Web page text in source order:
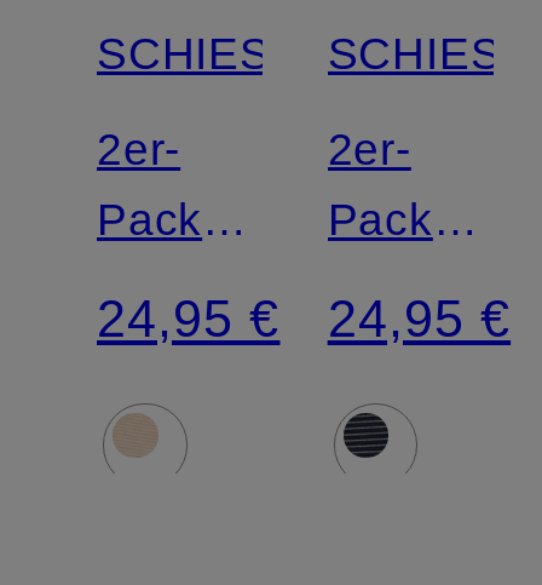
SCHIESSER
2er-
Pack
Panties
MODAL
ESSENTIALS
24,95 €
2er-
Pack
Panties
MODAL
24,95 €